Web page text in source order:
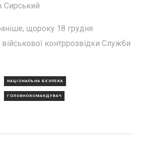
Сирський.
щороку 18 грудня
контррозвідки Служби
НАЦІОНАЛЬНА БЕЗПЕКА
ГОЛОВНОКОМАНДУВАЧ